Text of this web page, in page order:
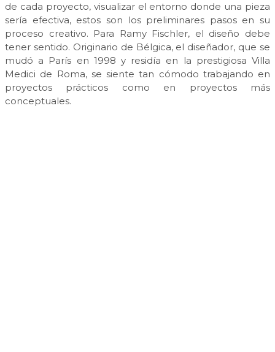
de cada proyecto, visualizar el entorno donde una pieza
sería efectiva, estos son los preliminares pasos en su
proceso creativo. Para Ramy Fischler, el diseño debe
tener sentido. Originario de Bélgica, el diseñador, que se
mudó a París en 1998 y residía en la prestigiosa Villa
Medici de Roma, se siente tan cómodo trabajando en
proyectos prácticos como en proyectos más
conceptuales.